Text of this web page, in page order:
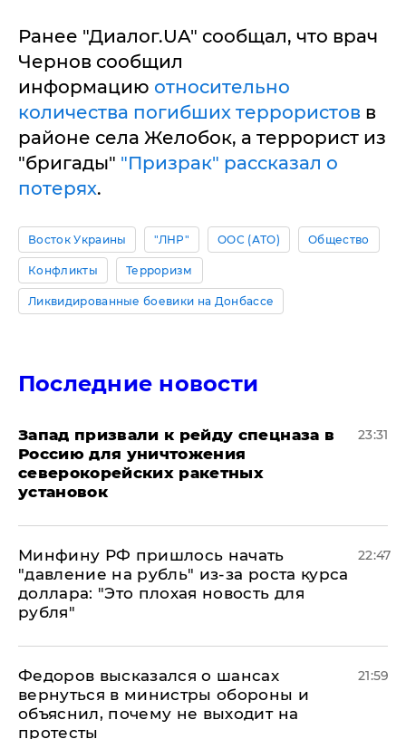
Ранее "Диалог.UA" сообщал, что врач
Чернов сообщил
информацию относительно
количества погибших террористов в
районе села Желобок, а террорист из
"бригады" "Призрак" рассказал о
потерях.
Восток Украины "ЛНР" ООС (АТО) Общество
Конфликты Терроризм
Ликвидированные боевики на Донбассе
Последние новости
Запад призвали к рейду спецназа в
Россию для уничтожения
северокорейских ракетных
установок
23:31
Минфину РФ пришлось начать
"давление на рубль" из-за роста курса
доллара: "Это плохая новость для
рубля"
22:47
Федоров высказался о шансах
вернуться в министры обороны и
объяснил, почему не выходит на
протесты
21:59